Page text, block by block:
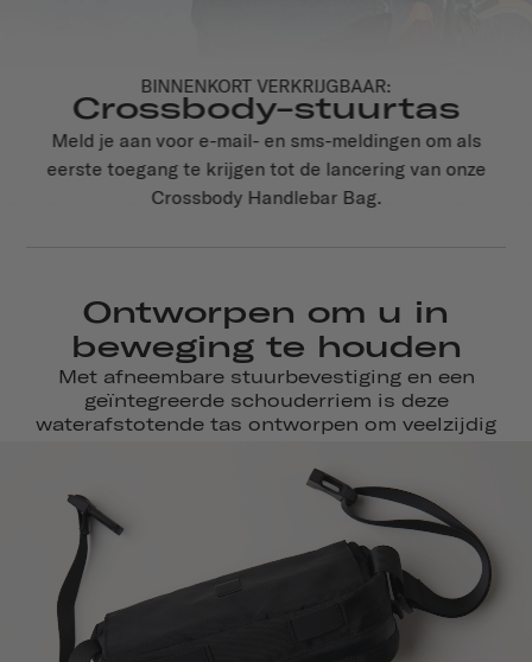
BINNENKORT VERKRIJGBAAR:
Crossbody-stuurtas
Meld je aan voor e-mail- en sms-meldingen om als
eerste toegang te krijgen tot de lancering van onze
Crossbody Handlebar Bag.
Ontworpen om u in
beweging te houden
Met afneembare stuurbevestiging en een
geïntegreerde schouderriem is deze
waterafstotende tas ontworpen om veelzijdig